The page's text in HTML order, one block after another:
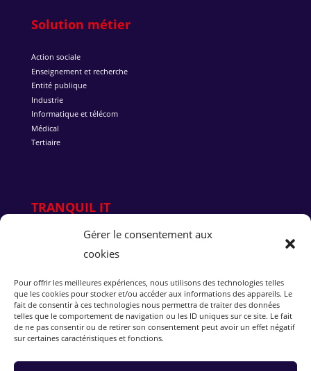
Gérer le consentement aux
cookies
Pour offrir les meilleures expériences, nous utilisons des technologies telles
que les cookies pour stocker et/ou accéder aux informations des appareils. Le
fait de consentir à ces technologies nous permettra de traiter des données
telles que le comportement de navigation ou les ID uniques sur ce site. Le fait
de ne pas consentir ou de retirer son consentement peut avoir un effet négatif
sur certaines caractéristiques et fonctions.
Solution métier
Action sociale
Enseignement et recherche
Entité publique
Industrie
Informatique et télécom
Médical
Tertiaire
TRANQUIL IT
Qui sommes-nous ?
Pourquoi Tranquil IT
Nous rejoindre
Succès client
Blog
Rejoindre notre Discord
ESSAYEZ WAPT